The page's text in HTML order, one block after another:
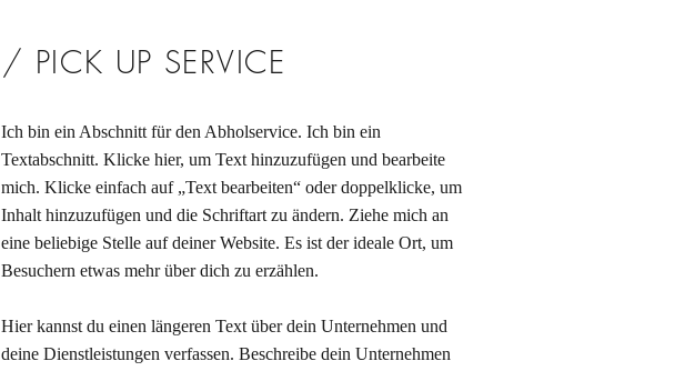
/ PICK UP SERVICE
Ich bin ein Abschnitt für den Abholservice. Ich bin ein
Textabschnitt. Klicke hier, um Text hinzuzufügen und bearbeite
mich. Klicke einfach auf „Text bearbeiten“ oder doppelklicke, um
Inhalt hinzuzufügen und die Schriftart zu ändern. Ziehe mich an
eine beliebige Stelle auf deiner Website. Es ist der ideale Ort, um
Besuchern etwas mehr über dich zu erzählen.
Hier kannst du einen längeren Text über dein Unternehmen und
deine Dienstleistungen verfassen. Beschreibe dein Unternehmen